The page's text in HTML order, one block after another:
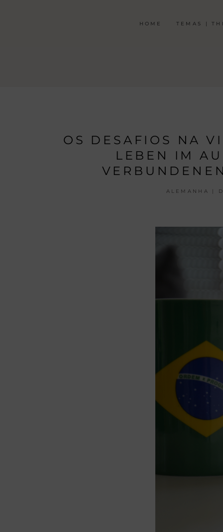
HOME TEMAS |
OS DESAFIOS NA
LEBEN IM
ALEMANHA |